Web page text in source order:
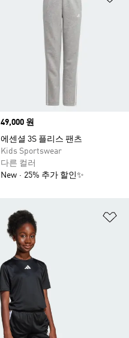
Price
49,000 원
에센셜 3S 플리스 팬츠
Kids Sportswear
다른 컬러
New
25% 추가 할인✨